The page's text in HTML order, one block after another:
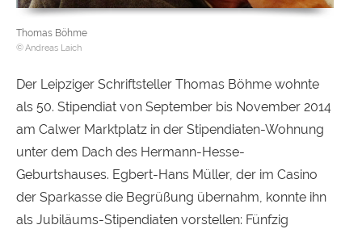
Thomas Böhme
Andreas Laich
Der Leipziger Schriftsteller Thomas Böhme wohnte
als 50. Stipendiat von September bis November 2014
am Calwer Marktplatz in der Stipendiaten-Wohnung
unter dem Dach des Hermann-Hesse-
Geburtshauses. Egbert-Hans Müller, der im Casino
der Sparkasse die Begrüßung übernahm, konnte ihn
als Jubiläums-Stipendiaten vorstellen: Fünfzig